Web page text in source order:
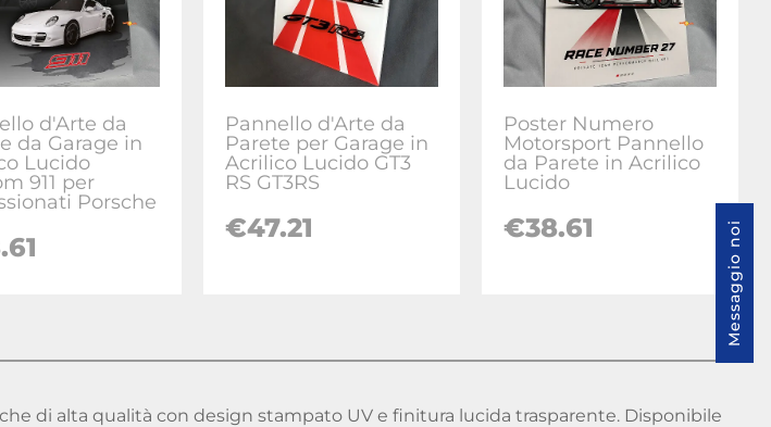
d'Arte da
da Garage in
Lucido
911 per
Porsche
Pannello d'Arte da
Parete per Garage in
Acrilico Lucido GT3
RS GT3RS
€47.21
Poster Numero
Motorsport Pannello
da Parete in Acrilico
Lucido
€38.61
di alta qualità con design stampato UV e finitura lucida trasparente. Disponibile
Messaggio noi